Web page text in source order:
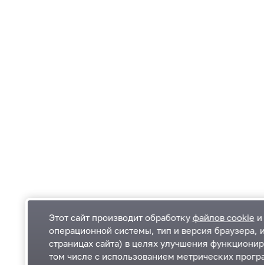
Одинцовский городской округ Московской
области
Этот сайт производит обработку файлов cookie
операционной системы, тип и версия браузера,
страницах сайта) в целях улучшения
том числе с использованием метрических